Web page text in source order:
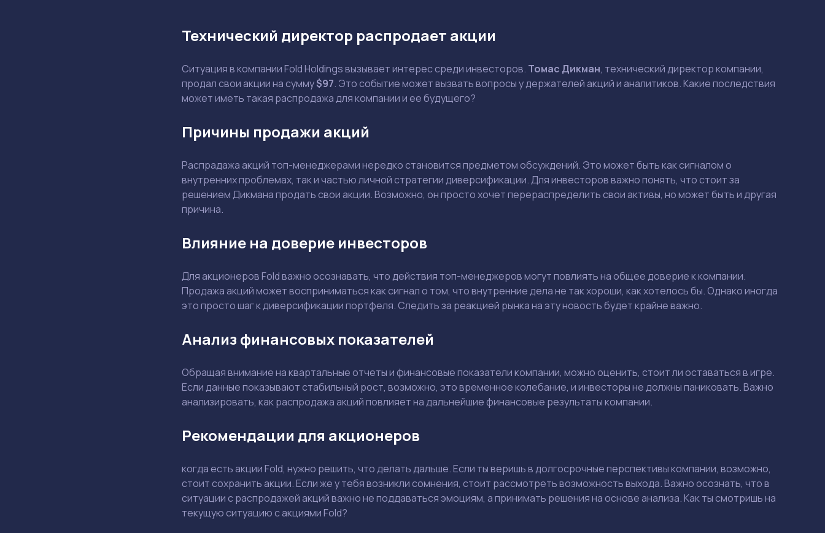
Технический директор распродает акции
Ситуация в компании Fold Holdings вызывает интерес среди инвесторов. Томас Дикман, технический директор компании,
продал свои акции на сумму$97. Это событие может вызвать вопросы у держателей акций и аналитиков. Какие последствия
может иметь такая распродажа для компании и ее будущего?
Причины продажи акций
Распрадажа акций топ-менеджерами нередко становится предметом обсуждений. Это может быть как сигналом о
внутренних проблемах, так и частью личной стратегии диверсификации. Для инвесторов важно понять, что стоит за
решением Дикмана продать свои акции. Возможно, он просто хочет перераспределить свои активы, но может быть и другая
причина.
Влияние на доверие инвесторов
Для акционеров Fold важно осознавать, что действия топ-менеджеров могут повлиять на общее доверие к компании.
Продажа акций может восприниматься как сигнал о том, что внутренние дела не так хороши, как хотелось бы. Однако иногда
это просто шаг к диверсификации портфеля. Следить за реакцией рынка на эту новость будет крайне важно.
Анализ финансовых показателей
Обращая внимание на квартальные отчеты и финансовые показатели компании, можно оценить, стоит ли оставаться в игре.
Если данные показывают стабильный рост, возможно, это временное колебание, и инвесторы не должны паниковать. Важно
анализировать, как распродажа акций повлияет на дальнейшие финансовые результаты компании.
Рекомендации для акционеров
когда есть акции Fold, нужно решить, что делать дальше. Если ты веришь в долгосрочные перспективы компании, возможно,
стоит сохранить акции. Если же у тебя возникли сомнения, стоит рассмотреть возможность выхода. Важно осознать, что в
ситуации с распродажей акций важно не поддаваться эмоциям, а принимать решения на основе анализа. Как ты смотришь на
текущую ситуацию с акциями Fold?
Смотреть Смотреть
Выбрать эксперта
Отправить вопрос
Смотреть Смотреть